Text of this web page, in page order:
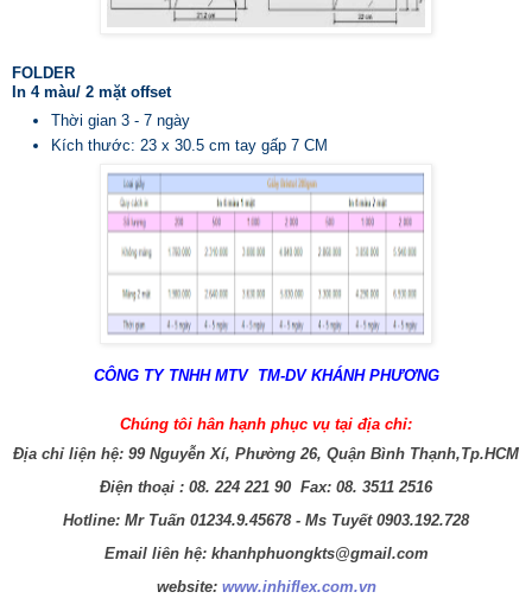
FOLDER
In 4 màu/ 2 mặt offset
Thời gian 3 - 7 ngày
Kích thước: 23 x 30.5 cm tay gấp 7 CM
CÔNG TY TNHH MTV TM-DV KHÁNH PHƯƠNG
Chúng tôi hân hạnh phục vụ tại địa chỉ:
Địa chỉ liện hệ: 99 Nguyễn Xí, Phường 26, Quận Bình Thạnh,Tp.HCM
Điện thoại : 08. 224 221 90 Fax: 08. 3511 2516
Hotline: Mr Tuấn 01234.9.45678 - Ms Tuyết 0903.192.728
Email liên hệ: khanhphuongkts@gmail.com
website: www.inhiflex.com.vn